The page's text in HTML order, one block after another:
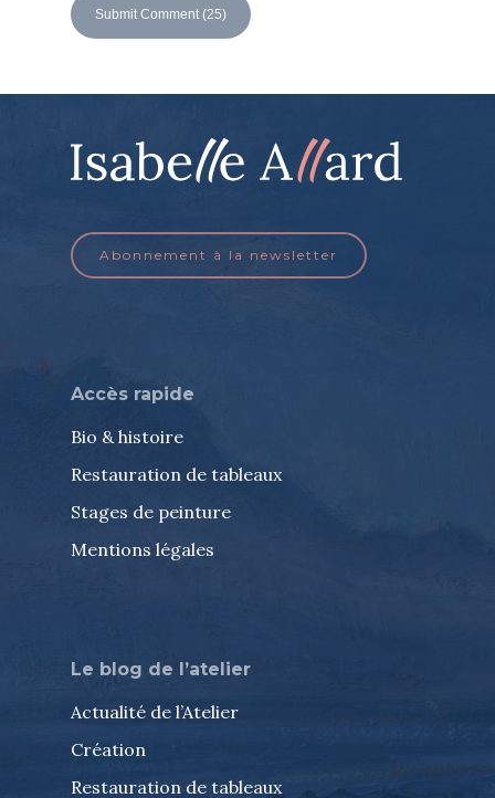
Abonnement à la newsletter
Accès rapide
Bio & histoire
Restauration de tableaux
Stages de peinture
Mentions légales
Le blog de l’atelier
Actualité de l’Atelier
Création
Restauration de tableaux